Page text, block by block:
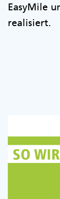
EasyMile
realisiert.